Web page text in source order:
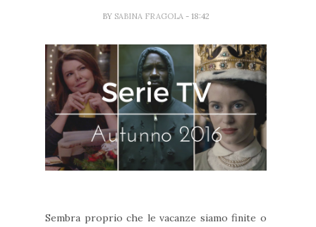
BY SABINA FRAGOLA - 18:42
Sembra proprio che le vacanze siamo finite o